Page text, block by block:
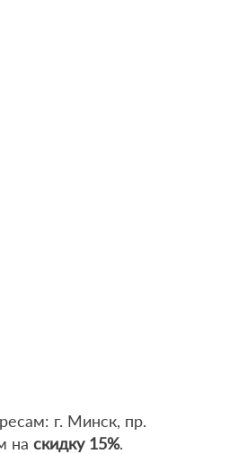
г. Минск, пр.
на скидку 15%.